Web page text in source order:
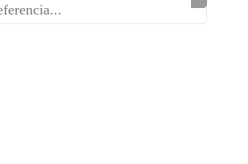
968 320 046